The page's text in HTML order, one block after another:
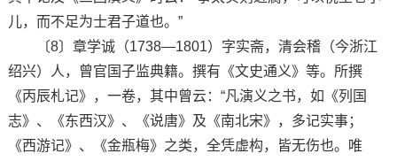
儿，而不足为士君子道也。”
〔8〕章学诚（1738—1801）字实斋，清会稽（今浙江
绍兴）人，曾官国子监典籍。撰有《文史通义》等。所撰
《丙辰札记》，一卷，其中曾云：“凡演义之书，如《列国
志》、《东西汉》、《说唐》及《南北宋》，多记实事；
《西游记》、《金瓶梅》之类，全凭虚构，皆无伤也。唯